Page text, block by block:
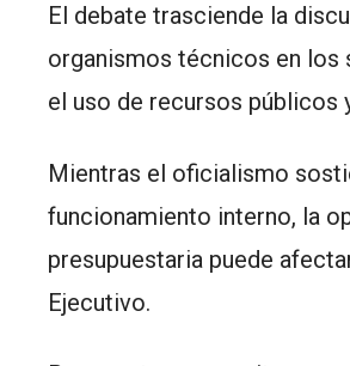
El debate trasciende la
organismos técnicos en
el uso de recursos públicos
Mientras el oficialismo
funcionamiento interno, la
presupuestaria puede
Ejecutivo.